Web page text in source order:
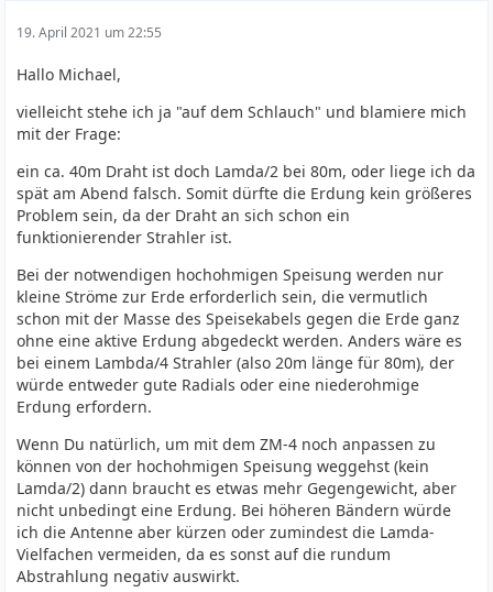
19. April 2021 um 22:55
Hallo Michael,
vielleicht stehe ich ja "auf dem Schlauch" und blamiere mich
mit der Frage:
ein ca. 40m Draht ist doch Lamda/2 bei 80m, oder liege ich da
spät am Abend falsch. Somit dürfte die Erdung kein größeres
Problem sein, da der Draht an sich schon ein
funktionierender Strahler ist.
Bei der notwendigen hochohmigen Speisung werden nur
kleine Ströme zur Erde erforderlich sein, die vermutlich
schon mit der Masse des Speisekabels gegen die Erde ganz
ohne eine aktive Erdung abgedeckt werden. Anders wäre es
bei einem Lambda/4 Strahler (also 20m länge für 80m), der
würde entweder gute Radials oder eine niederohmige
Erdung erfordern.
Wenn Du natürlich, um mit dem ZM-4 noch anpassen zu
können von der hochohmigen Speisung weggehst (kein
Lamda/2) dann braucht es etwas mehr Gegengewicht, aber
nicht unbedingt eine Erdung. Bei höheren Bändern würde
ich die Antenne aber kürzen oder zumindest die Lamda-
Vielfachen vermeiden, da es sonst auf die rundum
Abstrahlung negativ auswirkt.